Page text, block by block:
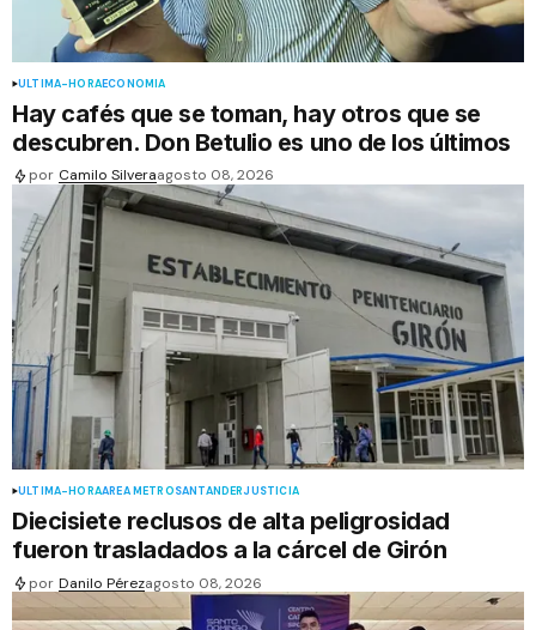
ÚLTIMA-HORAECONOMIA
Hay cafés que se toman, hay otros que se
descubren. Don Betulio es uno de los últimos
por Camilo Silveraagosto 08, 2026
ÚLTIMA-HORAÁREA METROSANTANDERJUSTICIA
Diecisiete reclusos de alta peligrosidad
fueron trasladados a la cárcel de Girón
por Danilo Pérezagosto 08, 2026